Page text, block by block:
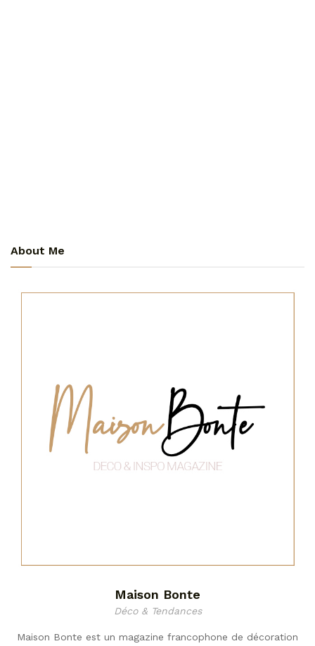
About Me
Maison Bonte
Déco & Tendances
Maison Bonte est un magazine francophone de décoration